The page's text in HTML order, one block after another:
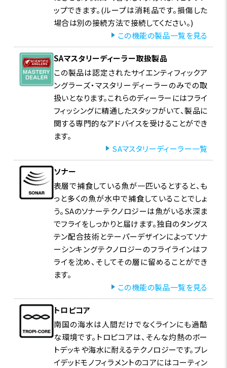
ップできます。(ループは消耗品です。損傷した
場合は別の接続方法で接続してください。)
この機能の製品一覧を見る
SAマスタリーディーラー取扱製品
この製品は認定されたサイエンティフィックア
ングラーズ・マスタリーディーラーのみでの取
扱いとなります。これらのディーラーにはフライ
フィッシングに精通したスタッフがいて、製品に
関する専門的なアドバイスを受けることができ
ます。
SAマスタリーディーラー一覧
ソナー
表層で捕食している魚が一匹いるとすると、も
っと多くの魚が水中で捕食していることでしょ
う。SAのソナーテクノロジーは魚がいる水深ま
でフライをしっかりと届けます。独自のタングス
テン配合技術とテーパーデザインによってソナ
ーシンキングテクノロジーのフライラインはフ
ライを沈め、そしてその層に留めることができ
ます。
この機能の製品一覧を見る
トロピコア
南国の海水は人間だけでなくラインにも過酷
な環境です。トロピコアは、そんな灼熱のボー
トデッキや海水に耐えるテクノロジーです。ブレ
イデッドモノフィラメントのコアにはコーティン